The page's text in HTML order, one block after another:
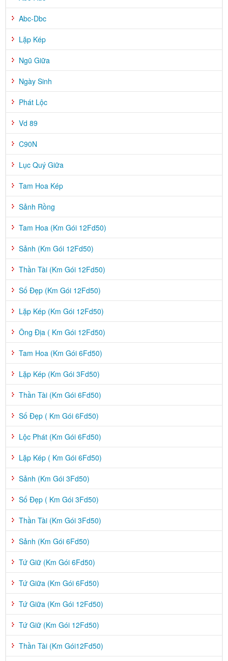
Abc-Dbc
Lặp Kép
Ngũ Giữa
Ngày Sinh
Phát Lộc
Vd 89
C90N
Lục Quý Giữa
Tam Hoa Kép
Sảnh Rồng
Tam Hoa (Km Gói 12Fd50)
Sảnh (Km Gói 12Fd50)
Thần Tài (Km Gói 12Fd50)
Số Đẹp (Km Gói 12Fd50)
Lặp Kép (Km Gói 12Fd50)
Ông Địa ( Km Gói 12Fd50)
Tam Hoa (Km Gói 6Fd50)
Lặp Kép (Km Gói 3Fd50)
Thần Tài (Km Gói 6Fd50)
Số Đẹp ( Km Gói 6Fd50)
Lộc Phát (Km Gói 6Fd50)
Lặp Kép ( Km Gói 6Fd50)
Sảnh (Km Gói 3Fd50)
Số Đẹp ( Km Gói 3Fd50)
Thần Tài (Km Gói 3Fd50)
Sảnh (Km Gói 6Fd50)
Tứ Giữ (Km Gói 6Fd50)
Tứ Giữa (Km Gói 6Fd50)
Tứ Giữa (Km Gói 12Fd50)
Tứ Giữ (Km Gói 12Fd50)
Thần Tài (Km Gói12Fd50)